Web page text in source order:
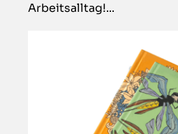
Arbeitsalltag!...